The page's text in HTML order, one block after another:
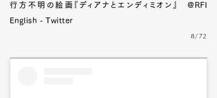
行方不明の絵画『ディアナとエンディミオン』 @RFI
English - Twitter
8/72